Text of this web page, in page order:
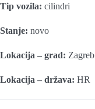
Tip vozila: cilindri
Stanje: novo
Lokacija – grad: Zagreb
Lokacija – država: HR